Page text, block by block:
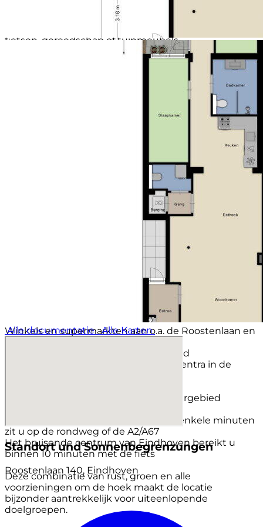
de achterom heeft u een directe en praktische
toegang, bijvoorbeeld voor fietsen. De externe
fietsen, gereedschap of tuinmeubels.
Gelijkvloers begane-grondappartement;
Moderne, onderhoudsarme PVC-vloer in het gehele
Volledig betegelde badkamer met tweede toilet;
Onderhoudsvriendelijke tuin met achterom;
Gelegen aan de gewilde Roostenlaan in Eindhoven.
Roosten, onderdeel van stadsdeel Stratum. Deze
buurt staat bekend om haar ruime opzet, groene
straten en vriendelijke karakter. Op loop- en
fietsafstand vindt u diverse voorzieningen:
Winkels en supermarkten aan o.a. de Roostenlaan en
Openbaar vervoer op korte loopafstand
Scholen, sportclubs en gezondheidscentra in de
Stadswandelpark, Park Tivoli en natuurgebied
Uitstekende bereikbaarheid: binnen enkele minuten
zit u op de rondweg of de A2/A67
Het bruisende centrum van Eindhoven bereikt u
binnen 10 minuten met de fiets
Deze combinatie van rust, groen en alle
voorzieningen om de hoek maakt de locatie
bijzonder aantrekkelijk voor uiteenlopende
doelgroepen.
Alle documentatie Alle Karten
Standort und Sonnenbegrenzungen
Roostenlaan 140, Eindhoven